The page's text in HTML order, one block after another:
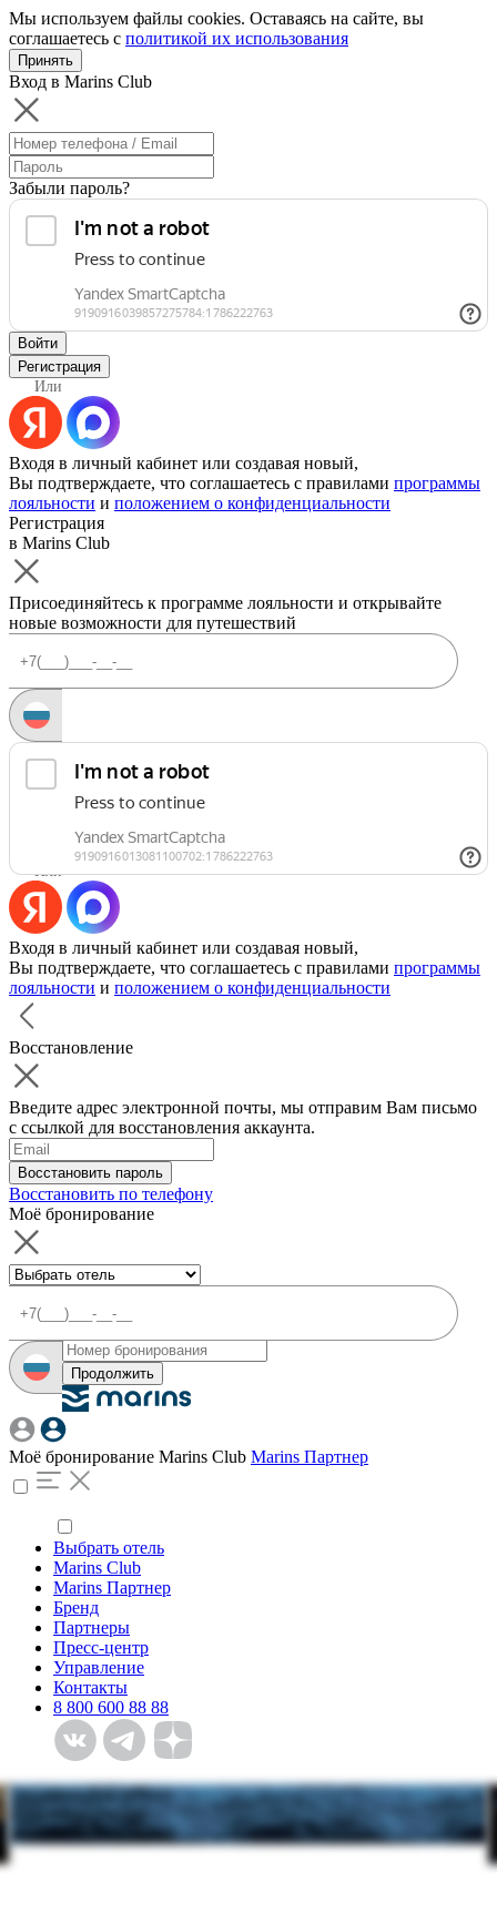
Мы используем файлы cookies. Оставаясь на сайте, вы
соглашаетесь с политикой их использования
Принять
Вход в Marins Club
Забыли пароль?
Войти
Регистрация
Или
Входя в личный кабинет или создавая новый,
Вы подтверждаете, что соглашаетесь с правилами программы
лояльности и положением о конфиденциальности
Регистрация
в Marins Club
Присоединяйтесь к программе лояльности и открывайте
новые возможности для путешествий
Запросить код
Уже есть аккаунт?Войти
Или
Входя в личный кабинет или создавая новый,
Вы подтверждаете, что соглашаетесь с правилами программы
лояльности и положением о конфиденциальности
Восстановление
Введите адрес электронной почты, мы отправим Вам письмо
с ссылкой для восстановления аккаунта.
Восстановить пароль
Восстановить по телефону
Моё бронирование
Продолжить
Моё бронирование Marins Club Marins Партнер
Выбрать отель
Marins Club
Marins Партнер
Бренд
Партнеры
Пресс-центр
Управление
Контакты
8 800 600 88 88
Откройте мир заботы
и гостеприимства
вместе с Marins Hotels